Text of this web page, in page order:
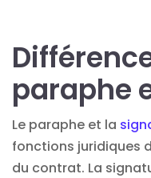
paraphe
Le paraphe et la
fonctions juridiques
du contrat. La